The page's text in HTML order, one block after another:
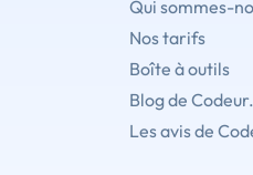
Qui sommes-
Nos tarifs
Boîte à outils
Blog de
Les avis de